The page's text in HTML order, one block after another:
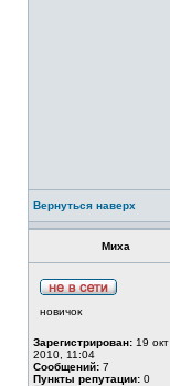
Вернуться наверх
Миха
новичок
Зарегистрирован: 19 окт
2010, 11:04
Сообщений: 7
Пункты репутации: 0